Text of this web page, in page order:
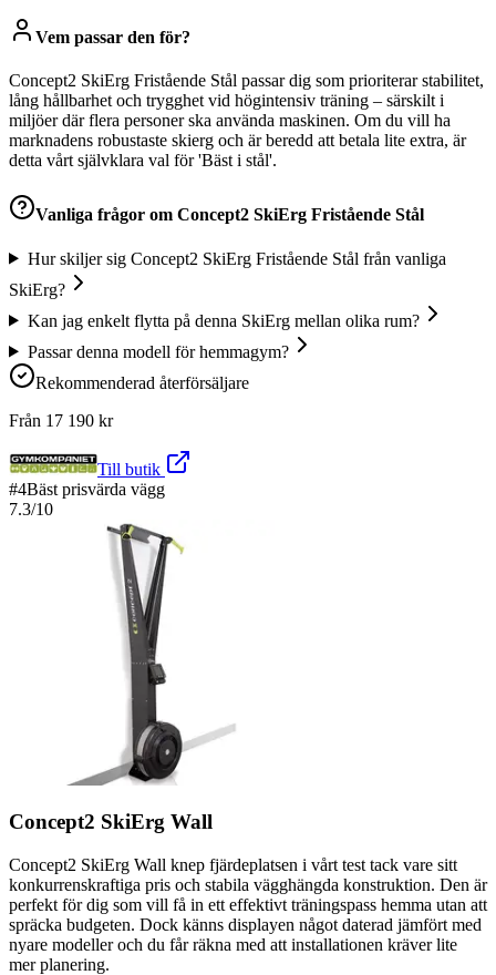
Vem passar den för?
Concept2 SkiErg Fristående Stål passar dig som prioriterar stabilitet,
lång hållbarhet och trygghet vid högintensiv träning – särskilt i
miljöer där flera personer ska använda maskinen. Om du vill ha
marknadens robustaste skierg och är beredd att betala lite extra, är
detta vårt självklara val för 'Bäst i stål'.
Vanliga frågor om Concept2 SkiErg Fristående Stål
Hur skiljer sig Concept2 SkiErg Fristående Stål från vanliga
SkiErg?
Kan jag enkelt flytta på denna SkiErg mellan olika rum?
Passar denna modell för hemmagym?
Rekommenderad återförsäljare
Från 17 190 kr
Till butik
#4Bäst prisvärda vägg
7.3/10
Concept2 SkiErg Wall
Concept2 SkiErg Wall knep fjärdeplatsen i vårt test tack vare sitt
konkurrenskraftiga pris och stabila vägghängda konstruktion. Den är
perfekt för dig som vill få in ett effektivt träningspass hemma utan att
spräcka budgeten. Dock känns displayen något daterad jämfört med
nyare modeller och du får räkna med att installationen kräver lite
mer planering.